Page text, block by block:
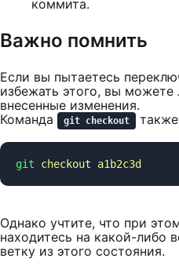
коммита.
Важно помнить
Если вы пытаетесь
избежать этого, вы можете
внесенные изменения.
Команда
git checkout
git checkout
Однако учтите, что при
находитесь на какой-либо
ветку из этого состояния.